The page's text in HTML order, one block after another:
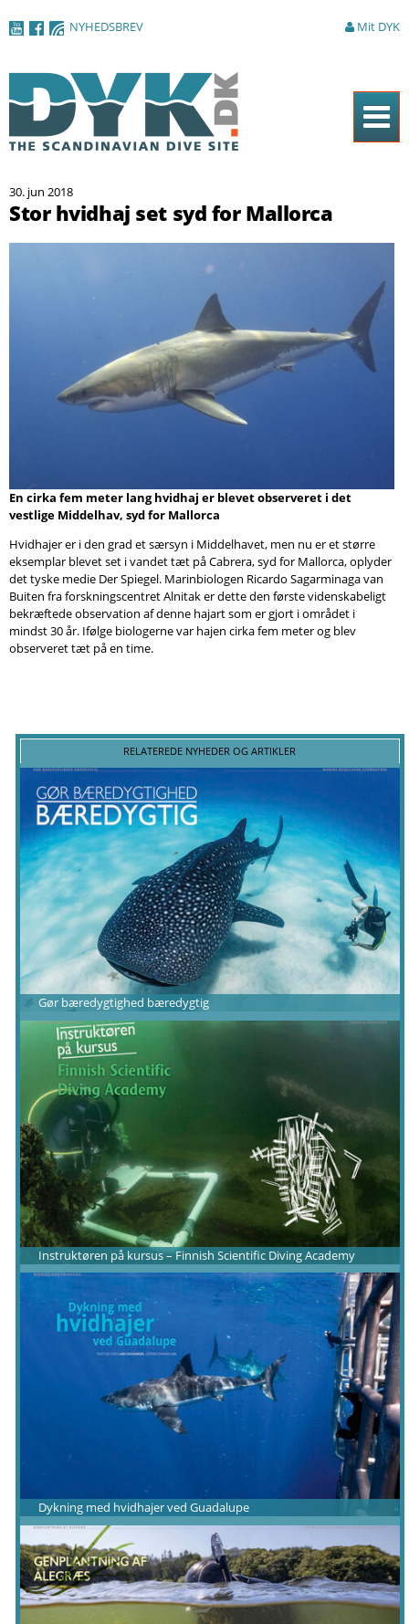
NYHEDSBREV Mit DYK
Magasinet
Om DYK
30. jun 2018
Stor hvidhaj set syd for Mallorca
En cirka fem meter lang hvidhaj er blevet observeret i det
vestlige Middelhav, syd for Mallorca
Hvidhajer er i den grad et særsyn i Middelhavet, men nu er et større
eksemplar blevet set i vandet tæt på Cabrera, syd for Mallorca, oplyder
det tyske medie Der Spiegel. Marinbiologen Ricardo Sagarminaga van
Buiten fra forskningscentret Alnitak er dette den første videnskabeligt
bekræftede observation af denne hajart som er gjort i området i
mindst 30 år. Ifølge biologerne var hajen cirka fem meter og blev
observeret tæt på en time.
RELATEREDE NYHEDER OG ARTIKLER
Gør bæredygtighed bæredygtig
Instruktøren på kursus – Finnish Scientific Diving Academy
Dykning med hvidhajer ved Guadalupe